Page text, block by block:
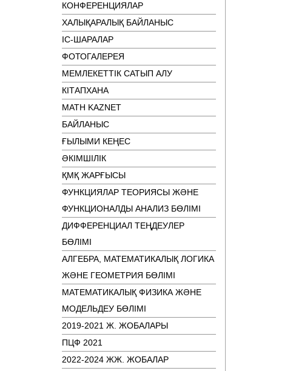
КОНФЕРЕНЦИЯЛАР
ХАЛЫҚАРАЛЫҚ БАЙЛАНЫС
ІC-ШАРАЛАР
ФОТОГАЛЕРЕЯ
МЕМЛЕКЕТТІК САТЫП АЛУ
КІТАПХАНА
MATH KAZNET
БАЙЛАНЫС
ҒЫЛЫМИ КЕҢЕС
ӘКІМШІЛІК
ҚМҚ ЖАРҒЫСЫ
ФУНКЦИЯЛАР ТЕОРИЯСЫ ЖӘНЕ
ФУНКЦИОНАЛДЫ АНАЛИЗ БӨЛІМІ
ДИФФЕРЕНЦИАЛ ТЕҢДЕУЛЕР
БӨЛІМІ
АЛГЕБРА, МАТЕМАТИКАЛЫҚ ЛОГИКА
ЖӘНЕ ГЕОМЕТРИЯ БӨЛІМІ
МАТЕМАТИКАЛЫҚ ФИЗИКА ЖӘНЕ
МОДЕЛЬДЕУ БӨЛІМІ
2019-2021 Ж. ЖОБАЛАРЫ
ПЦФ 2021
2022-2024 ЖЖ. ЖОБАЛАР